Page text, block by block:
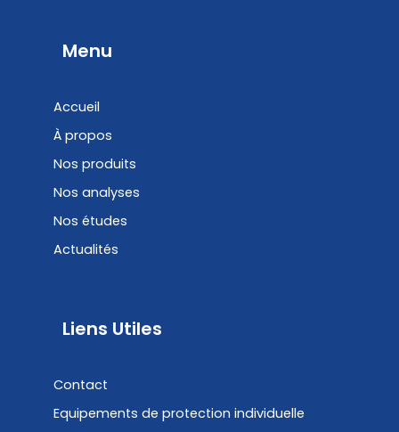
b
o
e
Menu
Accueil
À propos
Nos produits
Nos analyses
Nos études
Actualités
Liens Utiles
Contact
Equipements de protection individuelle